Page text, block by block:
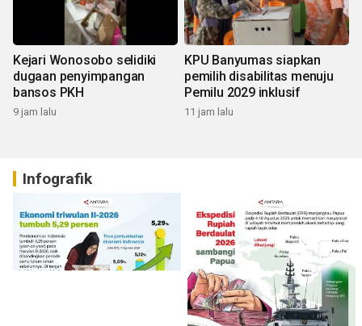
Kejari Wonosobo selidiki
dugaan penyimpangan
bansos PKH
9 jam lalu
KPU Banyumas siapkan
pemilih disabilitas menuju
Pemilu 2029 inklusif
11 jam lalu
Infografik